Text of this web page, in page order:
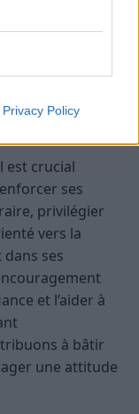
Privacy Policy
émotions.
et
un
est crucial
ses
privilégier
vers la
ses
et l’aider à
à bâtir
une attitude